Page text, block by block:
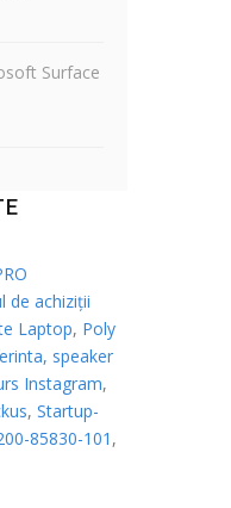
Surface
de achiziții
Laptop, Poly
speaker
Instagram,
, Startup-
85830-101 ,